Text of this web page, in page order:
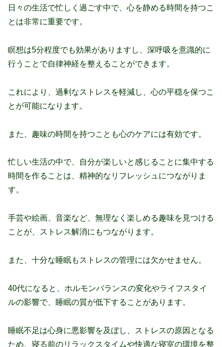
日々の生活で忙しく過ごす中で、心を静める時間を持つこ
とは非常に重要です。
瞑想は5分程度でも効果がありますし、深呼吸を意識的に
行うことで自律神経を整えることができます。
これにより、過剰なストレスを軽減し、心の平穏を保つこ
とが可能になります。
また、趣味の時間を持つことも心のケアには有効です。
忙しい生活の中で、自分が楽しいと感じることに集中する
時間を作ることは、精神的なリフレッシュにつながりま
す。
手芸や絵画、音楽など、無理なく楽しめる趣味を見つける
ことが、ストレス解消にもつながります。
また、十分な睡眠もストレスの管理には欠かせません。
40代になると、ホルモンバランスの変化やライフスタイ
ルの影響で、睡眠の質が低下することがあります。
睡眠不足は心身に悪影響を及ぼし、ストレスの原因となる
ため、寝る前のリラックスタイムや快適な寝室の環境を整